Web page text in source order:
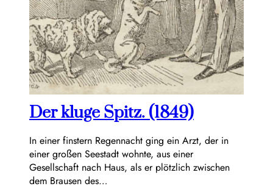
Der kluge Spitz. (1849)
In einer finstern Regennacht ging ein Arzt, der in
einer großen Seestadt wohnte, aus einer
Gesellschaft nach Haus, als er plötzlich zwischen
dem Brausen des…